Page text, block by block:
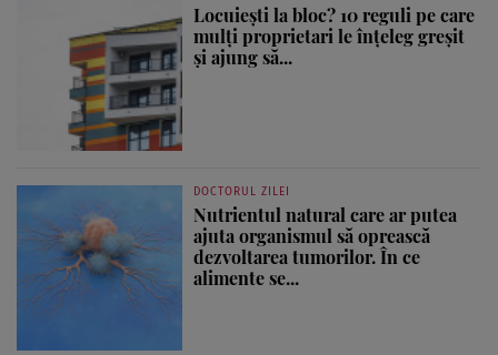
Locuiești la bloc? 10 reguli pe care
mulți proprietari le înțeleg greșit
și ajung să...
DOCTORUL ZILEI
Nutrientul natural care ar putea
ajuta organismul să oprească
dezvoltarea tumorilor. În ce
alimente se...